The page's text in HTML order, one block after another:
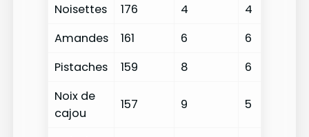
Noisettes 176 4
4
Amandes
161 6
6
Pistaches
159 8
6
Noix de
cajou
157 9 5